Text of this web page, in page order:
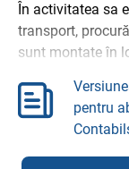
În activitatea sa
transport,
sunt montate în
pentru